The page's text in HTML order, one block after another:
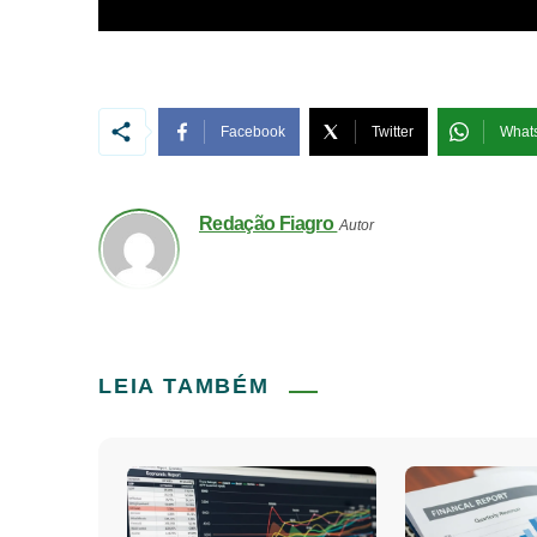
Facebook Twitter
Redação Fiagro Autor
LEIA TAMBÉM